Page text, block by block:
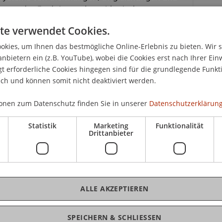
der Funktionen, logarithmische
Linearkombinationen und Zerlegungen,
Ebenen, Betrag/Norm, Skalarprodukt, Winkel
von Ebenen,
Räume.
der Ableitungen, Ableitungsregeln,
Herleitung ökonomischer Gesetze.
bestimmter und unbestimmter
und Integralrechnung,
in ihrer Schulkarriere behandelt und geübt
verwendet Cookies.
um Ihnen das bestmögliche Online-Erlebnis zu bieten. Wir
ein (z.B. YouTube), wobei die Cookies erst nach Ihrer
erforderliche Cookies hingegen sind für die grundlegende
und können somit nicht deaktiviert werden.
zum Datenschutz finden Sie in unserer
Statistik Marketing
Drittanbieter
Funktionalität
SPEICHERN & SCHLIESSEN
ALLE AKZEPTIEREN